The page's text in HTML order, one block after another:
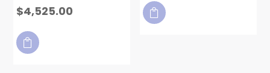
$4,525.00

